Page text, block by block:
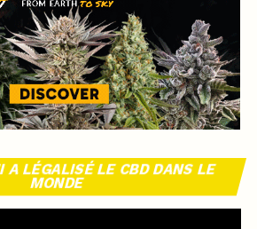
A LÉGALISÉ LE CBD DANS LE
MONDE